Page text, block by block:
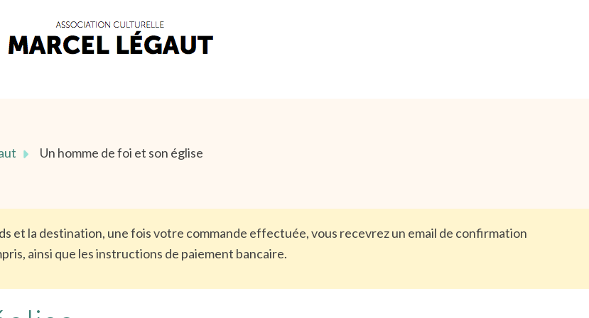
Un homme de foi et son église
et la destination, une fois votre commande effectuée, vous recevrez un email de confirmation
ainsi que les instructions de paiement bancaire.